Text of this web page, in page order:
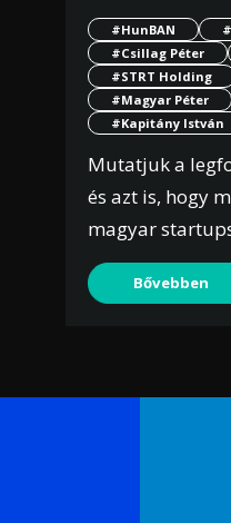
#HunBAN
#Csillag Péter
#STRT Holding
#Magyar Péter
#Kapitány István
Mutatjuk a
és azt is, hogy
magyar
Bővebben